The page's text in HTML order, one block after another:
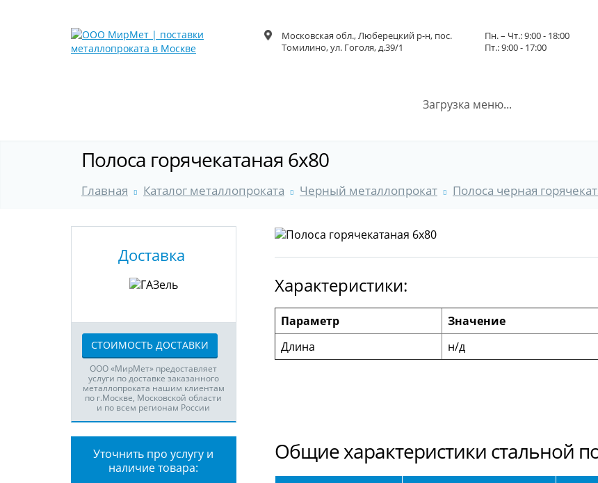
Московская обл., Люберецкий р-н, пос.
Томилино, ул. Гоголя, д.39/1
Пн. – Чт.: 9:00 - 18:00
Пт.: 9:00 - 17:00
Загрузка меню...
Полоса горячекатаная 6x80
Главная Каталог металлопроката Черный металлопрокат Полоса черная
Доставка
СТОИМОСТЬ ДОСТАВКИ
ООО «МирМет» предоставляет
услуги по доставке заказанного
металлопроката нашим клиентам
по г.Москве, Московской области
и по всем регионам России
Уточнить про услугу и
наличие товара:
Характеристики:
Параметр
Значение
Длина
н/д
Общие характеристики стальной